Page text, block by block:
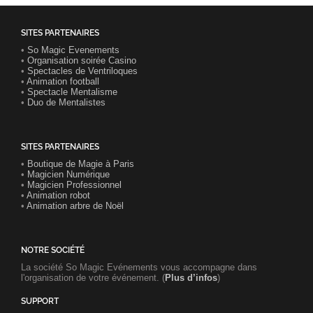
SITES PARTENAIRES
• So Magic Evenements
• Organisation soirée Casino
• Spectacles de Ventriloques
• Animation football
• Spectacle Mentalisme
• Duo de Mentalistes
SITES PARTENAIRES
• Boutique de Magie à Paris
• Magicien Numérique
• Magicien Professionnel
• Animation robot
• Animation arbre de Noël
NOTRE SOCIÉTÉ
La société So Magic Evénements vous accompagne dans
l'organisation de votre événement. (Plus d’infos)
SUPPORT